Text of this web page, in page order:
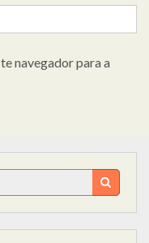
navegador para a